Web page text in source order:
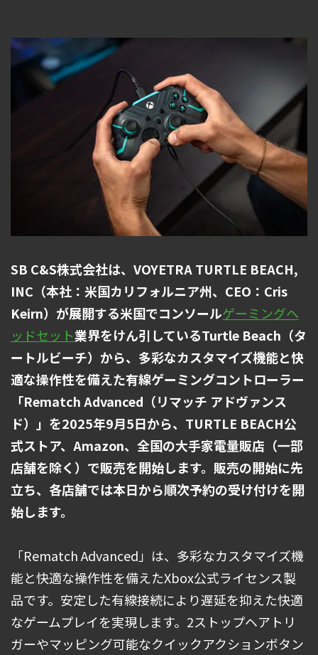
SB C&S株式会社は、VOYETRA TURTLE BEACH,
INC（本社：米国カリフォルニア州、CEO：Cris
Keirn）が展開する米国でコンソールゲーミングヘ
ッドセット業界をけん引しているTurtle Beach（タ
ートルビーチ）から、多彩なカスタマイズ機能と快
適な操作性を備えた有線ゲーミングコントローラー
「Rematch Advanced（リマッチ アドヴァンス
ド）」を2025年9月5日から、TURTLE BEACH公
式ストア、Amazon、全国の大手家電量販店（一部
店舗を除く）で販売を開始します。販売の開始に先
立ち、各店舗では本日から順次予約の受け付けを開
始します。
「Rematch Advanced」は、多彩なカスタマイズ機
能と快適な操作性を備えたXbox公式ライセンス製
品です。安定した有線接続により遅延を抑えた快適
なゲームプレイを実現します。2ストップヘアトリ
ガーやマッピング可能なクイックアクションボタン